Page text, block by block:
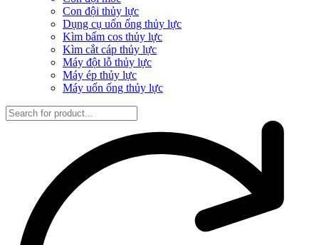
Con đội thủy lực
Dụng cụ uốn ống thủy lực
Kìm bấm cos thủy lực
Kìm cắt cáp thủy lực
Máy đột lỗ thủy lực
Máy ép thủy lực
Máy uốn ống thủy lực